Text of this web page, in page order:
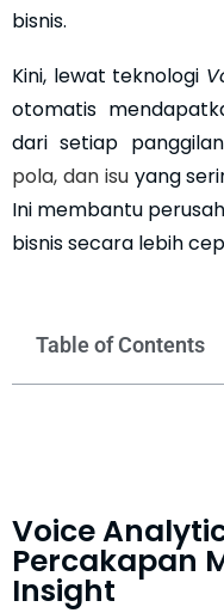
bisnis.
Kini, lewat teknologi
otomatis
dari setiap
pola, dan isuyang
Ini membantu
bisnis secara lebih
Table of Contents
Voice
Percakapan
Insight